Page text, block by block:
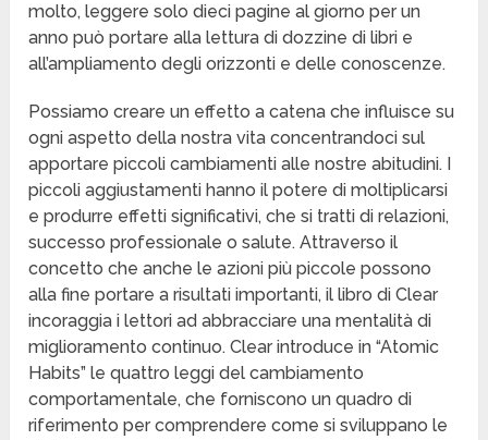
molto, leggere solo dieci pagine al giorno per un
anno può portare alla lettura di dozzine di libri e
all’ampliamento degli orizzonti e delle conoscenze.
Possiamo creare un effetto a catena che influisce su
ogni aspetto della nostra vita concentrandoci sul
apportare piccoli cambiamenti alle nostre abitudini. I
piccoli aggiustamenti hanno il potere di moltiplicarsi
e produrre effetti significativi, che si tratti di relazioni,
successo professionale o salute. Attraverso il
concetto che anche le azioni più piccole possono
alla fine portare a risultati importanti, il libro di Clear
incoraggia i lettori ad abbracciare una mentalità di
miglioramento continuo. Clear introduce in “Atomic
Habits” le quattro leggi del cambiamento
comportamentale, che forniscono un quadro di
riferimento per comprendere come si sviluppano le